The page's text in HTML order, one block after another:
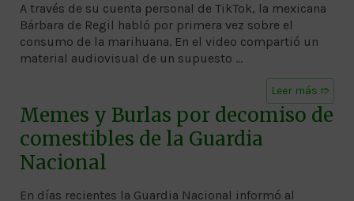
A través de su cuenta personal de TikTok, la mexicana
Bárbara de Regil habló por primera vez sobre el
consumo de la marihuana. En el video compartió un
material audiovisual de un supuesto …
Leer más ➱
Memes y Burlas por decomiso de
comestibles de la Guardia
Nacional
En días recientes la Guardia Nacional informó al